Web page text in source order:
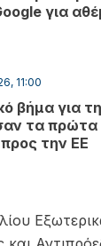
για
11:00
βήμα για
τα πρώτα
την ΕΕ